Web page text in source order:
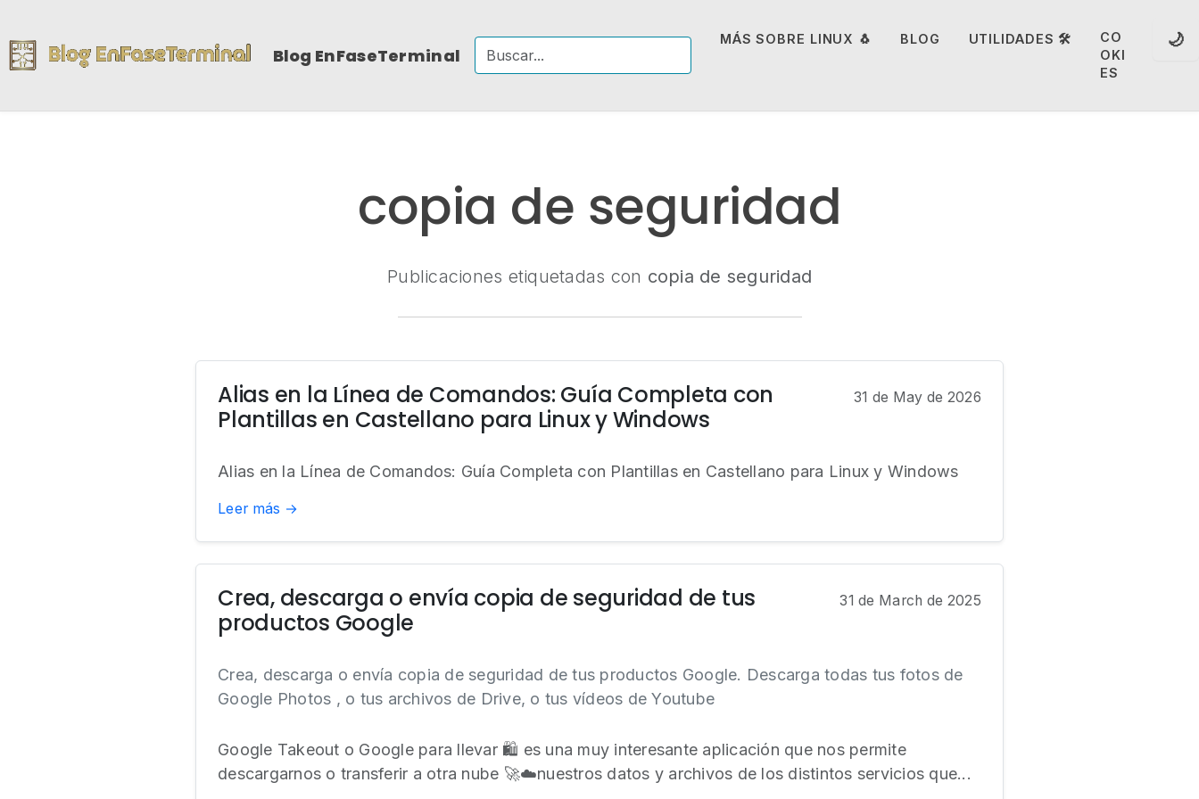
Blog EnFaseTerminal
MÁS SOBRE LINUX 🐧 BLOG UTILIDADES 🛠️
CO
OKI
ES
🌙
copia de seguridad
Publicaciones etiquetadas con copia de seguridad
Alias en la Línea de Comandos: Guía Completa con
Plantillas en Castellano para Linux y Windows
31 de May de 2026
Alias en la Línea de Comandos: Guía Completa con Plantillas en Castellano para Linux y Windows
Leer más →
Crea, descarga o envía copia de seguridad de tus
productos Google
31 de March de 2025
Crea, descarga o envía copia de seguridad de tus productos Google. Descarga todas tus fotos de
Google Photos , o tus archivos de Drive, o tus vídeos de Youtube
Google Takeout o Google para llevar 🛍 es una muy interesante aplicación que nos permite
descargarnos o transferir a otra nube 🚀☁️nuestros datos y archivos de los distintos servicios que...